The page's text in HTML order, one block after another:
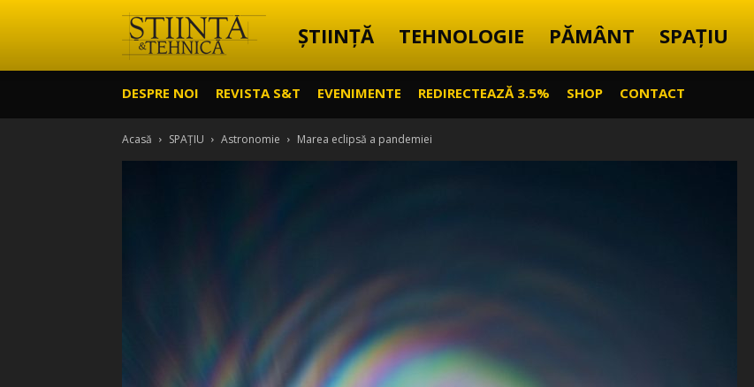
Știință
ȘTIINȚĂ TEHNOLOGIE PĂMÂNT SPAȚIU
DESPRE NOI REVISTA S&T EVENIMENTE REDIRECTEAZĂ 3.5% SHOP CONTACT
Acasă SPAȚIU Astronomie Marea eclipsă a pandemiei